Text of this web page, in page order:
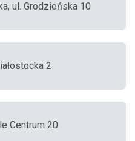
ul. Grodzieńska 10
2
Centrum 20